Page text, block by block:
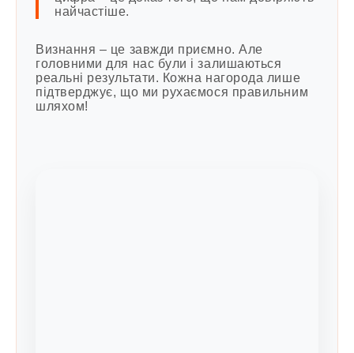
найчастіше.
Визнання – це завжди приємно. Але
головними для нас були і залишаються
реальні результати. Кожна нагорода лише
підтверджує, що ми рухаємося правильним
шляхом!